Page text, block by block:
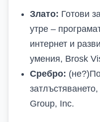
Злато: Готови
утре –
интернет и
умения, Brosk
Сребро:
Group, Inc.